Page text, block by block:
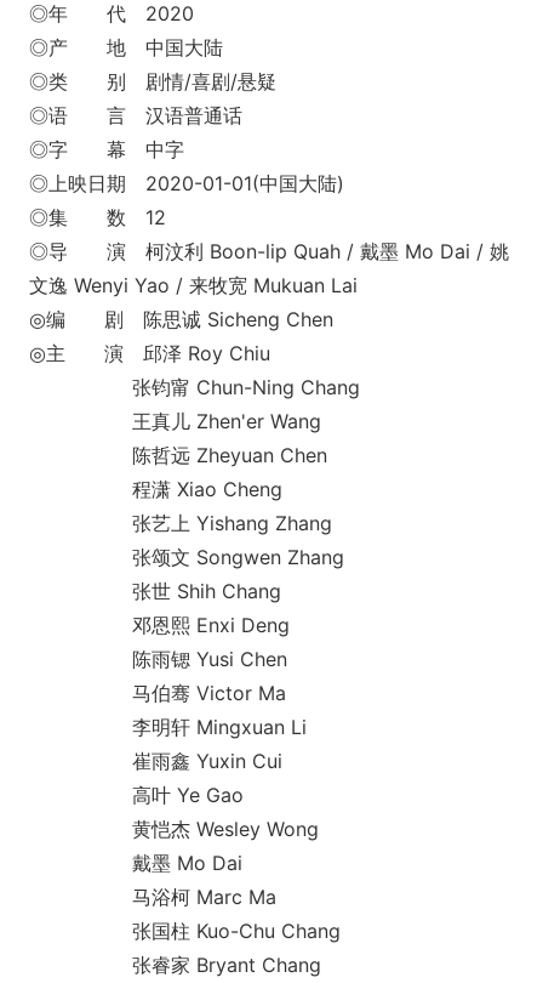
◎年 代 2020
◎产 地 中国大陆
◎类 别 剧情/喜剧/悬疑
◎语 言 汉语普通话
◎字 幕 中字
◎上映日期 2020-01-01(中国大陆)
◎集 数 12
◎导 演 柯汶利 Boon-lip Quah / 戴墨 Mo Dai / 姚
文逸 Wenyi Yao / 来牧宽 Mukuan Lai
◎编 剧 陈思诚 Sicheng Chen
◎主 演 邱泽 Roy Chiu
张钧甯 Chun-Ning Chang
王真儿 Zhen'er Wang
陈哲远 Zheyuan Chen
程潇 Xiao Cheng
张艺上 Yishang Zhang
张颂文 Songwen Zhang
张世 Shih Chang
邓恩熙 Enxi Deng
陈雨锶 Yusi Chen
马伯骞 Victor Ma
李明轩 Mingxuan Li
崔雨鑫 Yuxin Cui
高叶 Ye Gao
黄恺杰 Wesley Wong
戴墨 Mo Dai
马浴柯 Marc Ma
张国柱 Kuo-Chu Chang
张睿家 Bryant Chang